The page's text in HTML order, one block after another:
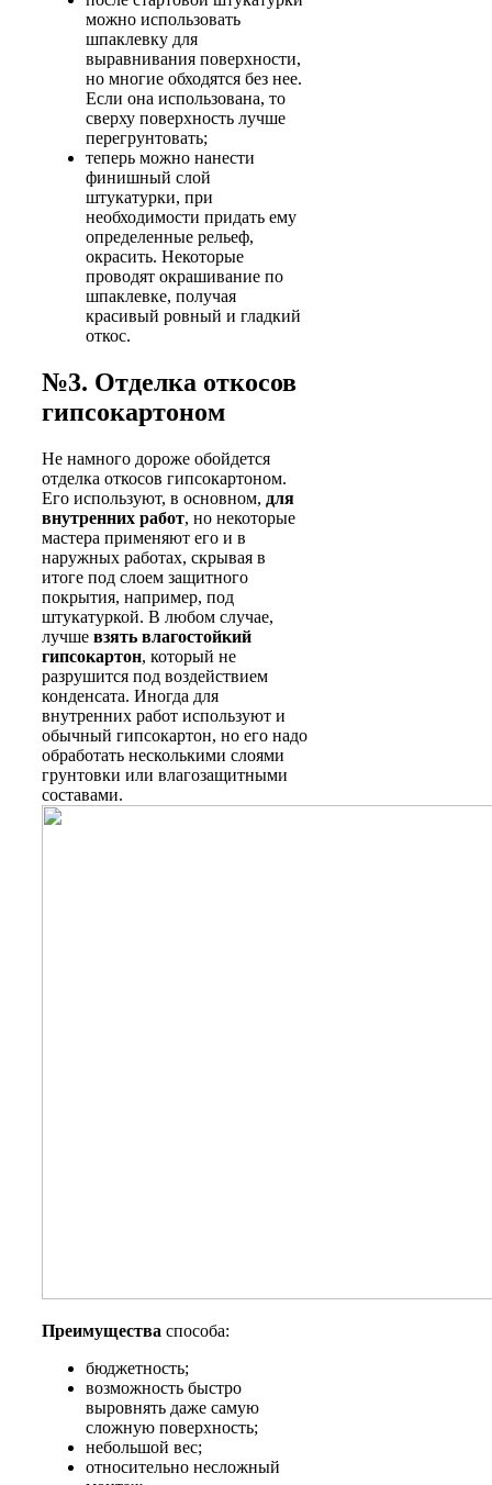
можно использовать
шпаклевку для
выравнивания поверхности,
но многие обходятся без нее.
Если она использована, то
сверху поверхность лучше
перегрунтовать;
теперь можно нанести
финишный слой
штукатурки, при
необходимости придать ему
определенные рельеф,
окрасить. Некоторые
проводят окрашивание по
шпаклевке, получая
красивый ровный и гладкий
откос.
№3. Отделка откосов
гипсокартоном
Не намного дороже обойдется
отделка откосов гипсокартоном.
Его используют, в основном, для
внутренних работ, но некоторые
мастера применяют его и в
наружных работах, скрывая в
итоге под слоем защитного
покрытия, например, под
штукатуркой. В любом случае,
лучше взять влагостойкий
гипсокартон, который не
разрушится под воздействием
конденсата. Иногда для
внутренних работ используют и
обычный гипсокартон, но его надо
обработать несколькими слоями
грунтовки или влагозащитными
составами.
Преимущества способа:
бюджетность;
возможность быстро
выровнять даже самую
сложную поверхность;
небольшой вес;
относительно несложный